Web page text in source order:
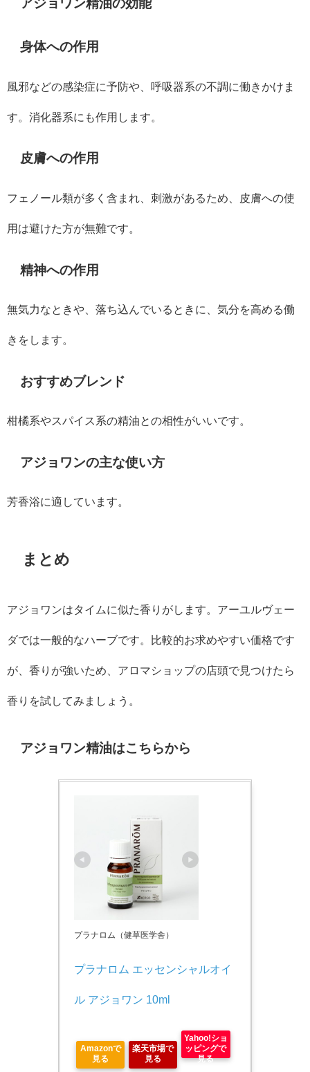
アジョワン精油の効能
身体への作用
風邪などの感染症に予防や、呼吸器系の不調に働きかけま
す。消化器系にも作用します。
皮膚への作用
フェノール類が多く含まれ、刺激があるため、皮膚への使
用は避けた方が無難です。
精神への作用
無気力なときや、落ち込んでいるときに、気分を高める働
きをします。
おすすめブレンド
柑橘系やスパイス系の精油との相性がいいです。
アジョワンの主な使い方
芳香浴に適しています。
まとめ
アジョワンはタイムに似た香りがします。アーユルヴェー
ダでは一般的なハーブです。比較的お求めやすい価格です
が、香りが強いため、アロマショップの店頭で見つけたら
香りを試してみましょう。
アジョワン精油はこちらから
プラナロム（健草医学舎）
プラナロム エッセンシャルオイ
ル アジョワン 10ml
Amazonで
見る
楽天市場で
見る
Yahoo!ショ
ッピングで
見る